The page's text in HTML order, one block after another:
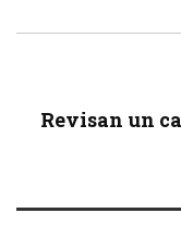
Revisan un